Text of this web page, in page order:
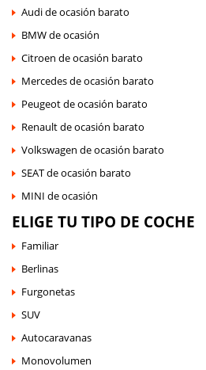
Audi de ocasión barato
BMW de ocasión
Citroen de ocasión barato
Mercedes de ocasión barato
Peugeot de ocasión barato
Renault de ocasión barato
Volkswagen de ocasión barato
SEAT de ocasión barato
MINI de ocasión
ELIGE TU TIPO DE COCHE
Familiar
Berlinas
Furgonetas
SUV
Autocaravanas
Monovolumen